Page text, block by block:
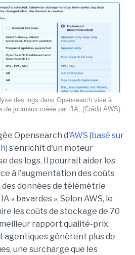
des logs dans Opensearch vise à
de journaux créée par l'IA; (Crédit AWS)
Opensearch d'AWS (basé sur
) s’enrichit d'un moteur
des logs. Il pourrait aider les
à l’augmentation des coûts
des données de télémétrie
« bavardes ». Selon AWS, le
les coûts de stockage de 70
rapport qualité-prix.
agentiques génèrent plus de
une surcharge que les